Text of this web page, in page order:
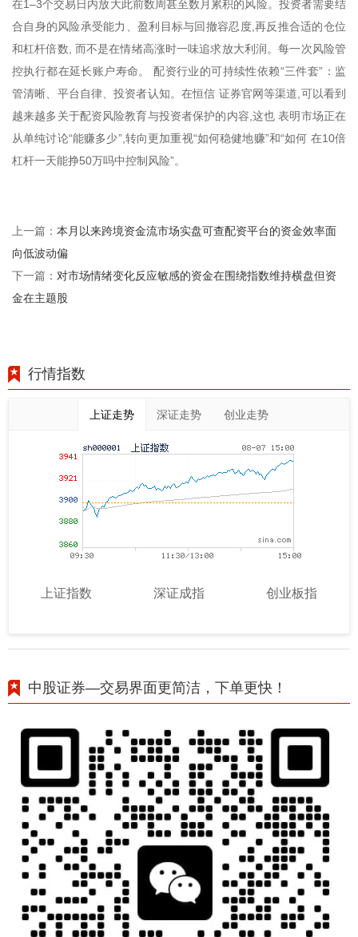
在1–3个交易日内放大此前数周甚至数月累积的风险。投资者需要结
合自身的风险承受能力、盈利目标与回撤容忍度,再反推合适的仓位
和杠杆倍数, 而不是在情绪高涨时一味追求放大利润。每一次风险管
控执行都在延长账户寿命。 配资行业的可持续性依赖“三件套”：监
管清晰、平台自律、投资者认知。在恒信 证券官网等渠道,可以看到
越来越多关于配资风险教育与投资者保护的内容,这也 表明市场正在
从单纯讨论“能赚多少”,转向更加重视“如何稳健地赚”和“如何 在10倍
杠杆一天能挣50万吗中控制风险”。
上一篇： 本月以来跨境资金流市场实盘可查配资平台的资金效率面
向低波动偏
下一篇： 对市场情绪变化反应敏感的资金在围绕指数维持横盘但资
金在主题股
行情指数
上证走势 深证走势 创业走势
上证指数 深证成指 创业板指
中股证券—交易界面更简洁，下单更快！